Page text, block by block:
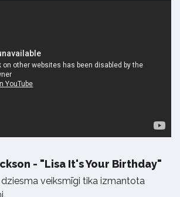
- "Lisa It's Your Birthday"
veiksmīgi tika izmantota